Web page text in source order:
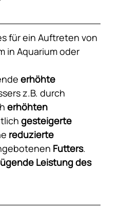
für ein Auftreten von
in Aquarium oder
erhöhte
z.B. durch
erhöhten
gesteigerte
reduzierte
Futters.
Leistung des